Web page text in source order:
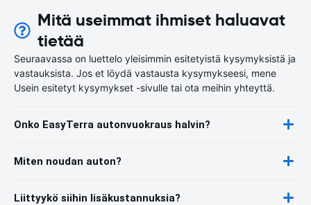
Mitä useimmat ihmiset haluavat
tietää
Seuraavassa on luettelo yleisimmin esitetyistä kysymyksistä ja
vastauksista. Jos et löydä vastausta kysymykseesi, mene
Usein esitetyt kysymykset -sivulle tai ota meihin yhteyttä.
Onko EasyTerra autonvuokraus halvin?
Miten noudan auton?
Liittyykö siihin lisäkustannuksia?